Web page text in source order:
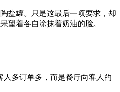
盐罐。只是这最后一项要求，却
望着各自涂抹着奶油的脸。
人多订单多，而是餐厅向客人的